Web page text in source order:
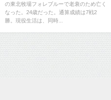
の東北牧場フォレブルーで老衰のため亡く
なった。24歳だった。通算成績は7戦2
勝。現役生活は、同時...